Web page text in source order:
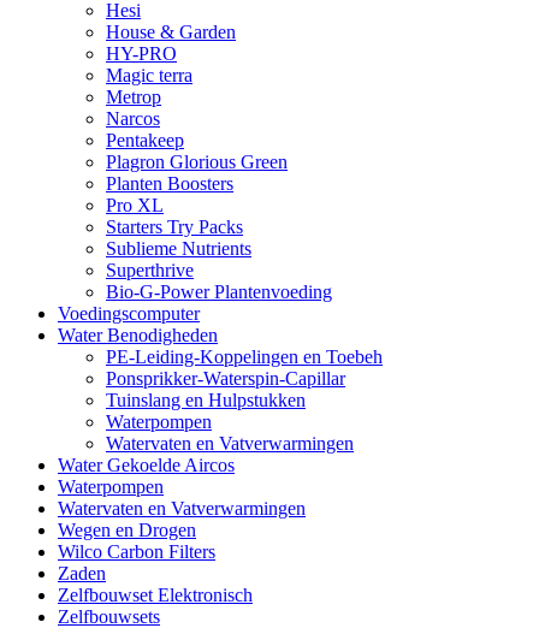
Hesi
House & Garden
HY-PRO
Magic terra
Metrop
Narcos
Pentakeep
Plagron Glorious Green
Planten Boosters
Pro XL
Starters Try Packs
Sublieme Nutrients
Superthrive
Bio-G-Power Plantenvoeding
Voedingscomputer
Water Benodigheden
PE-Leiding-Koppelingen en Toebeh
Ponsprikker-Waterspin-Capillar
Tuinslang en Hulpstukken
Waterpompen
Watervaten en Vatverwarmingen
Water Gekoelde Aircos
Waterpompen
Watervaten en Vatverwarmingen
Wegen en Drogen
Wilco Carbon Filters
Zaden
Zelfbouwset Elektronisch
Zelfbouwsets